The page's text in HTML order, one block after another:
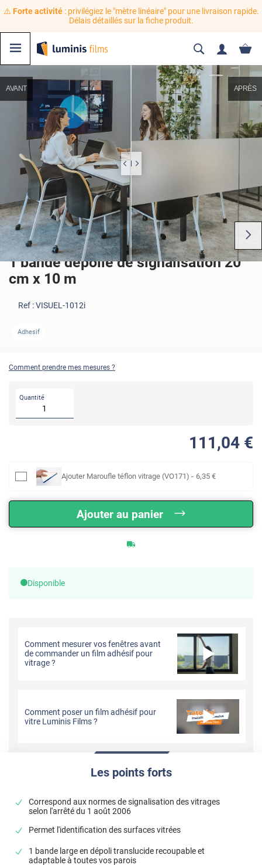
⚠️ Forte activité: privilégiez le "mètre linéaire" pour une livraison rapide.
Délais détaillés sur la fiche produit.
AVANT APRÈS
AVANT
1 bande dépolie de signalisation 20
cm x 10 m
Ref :VISUEL-1012i
Adhesif
Comment prendre mes mesures ?
Quantité
111 ,04 €
Ajouter Maroufle téflon vitrage (VO171) - 6,35 €
Ajouter au panier
Disponible
Comment mesurer vos fenêtres avant
de commander un film adhésif pour
vitrage ?
Comment poser un film adhésif pour
vitre Luminis Films ?
Les points forts
Correspond aux normes de signalisation des vitrages
selon l'arrêté du 1 août 2006
Permet l'identification des surfaces vitrées
1 bande large en dépoli translucide recoupable et
adaptable à toutes vos parois